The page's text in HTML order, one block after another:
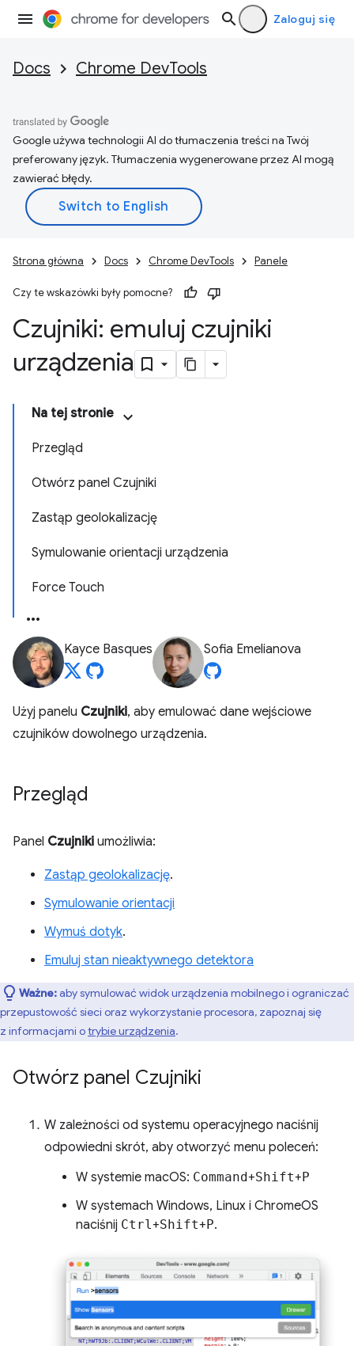
Zaloguj się
Docs Chrome DevTools
Google używa technologii AI do tłumaczenia treści na Twój
preferowany język. Tłumaczenia wygenerowane przez AI mogą
zawierać błędy.
Strona główna Docs Chrome DevTools Panele
Czy te wskazówki były pomocne?
Czujniki: emuluj czujniki
urządzenia
Na tej stronie
Przegląd
Otwórz panel Czujniki
Zastąp geolokalizację
Symulowanie orientacji urządzenia
Force Touch
Kayce Basques Sofia Emelianova
Użyj panelu Czujniki, aby emulować dane wejściowe
czujników dowolnego urządzenia.
Przegląd
Panel Czujniki umożliwia:
Zastąp geolokalizację.
Symulowanie orientacji
Wymuś dotyk.
Emuluj stan nieaktywnego detektora
Ważne:aby symulować widok urządzenia mobilnego i ograniczać
przepustowość sieci oraz wykorzystanie procesora, zapoznaj się
z informacjami otrybie urządzenia.
Otwórz panel Czujniki
W zależności od systemu operacyjnego naciśnij
odpowiedni skrót, aby otworzyć menu poleceń:
W systemie macOS: Command+Shift+P
W systemach Windows, Linux i ChromeOS
naciśnij Ctrl+Shift+P.